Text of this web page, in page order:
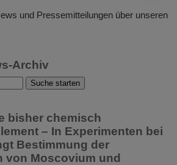
und Pressemitteilungen über unseren
Archiv
bisher chemisch
– In Experimenten bei
Bestimmung der
von Moscovium und